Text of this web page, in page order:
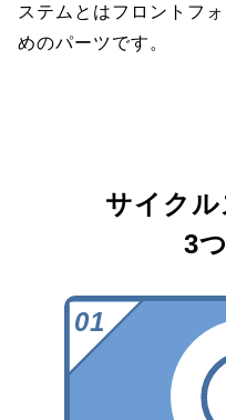
ステムとはフロントフ
めのパーツです。
サイク
3